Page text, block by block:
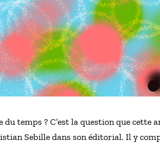
temps ? C’est la question que cette
Sebille dans son éditorial. Il y